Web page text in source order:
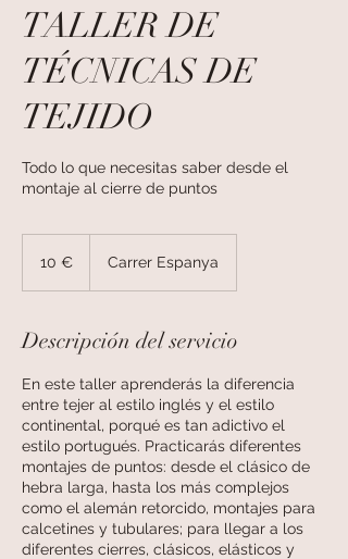
TALLER DE
TÉCNICAS DE
TEJIDO
Todo lo que necesitas saber desde el
montaje al cierre de puntos
10 € Carrer Espanya
Descripción del servicio
En este taller aprenderás la diferencia
entre tejer al estilo inglés y el estilo
continental, porqué es tan adictivo el
estilo portugués. Practicarás diferentes
montajes de puntos: desde el clásico de
hebra larga, hasta los más complejos
como el alemán retorcido, montajes para
calcetines y tubulares; para llegar a los
diferentes cierres, clásicos, elásticos y